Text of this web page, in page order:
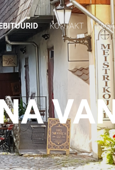
KONTAKT